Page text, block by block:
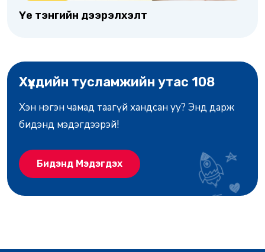
Үе тэнгийн дээрэлхэлт
Хүүхдийн тусламжийн утас 108
Хэн нэгэн чамад таагүй хандсан уу? Энд дарж
бидэнд мэдэгдээрэй!
Бидэнд Мэдэгдэх